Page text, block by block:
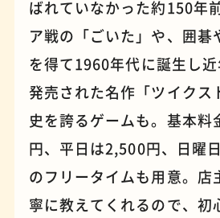
ばれていなかった約150年
ア戦の「ごいた」や、囲碁
を得て1960年代に誕生し
発売された名作「ツイクス
史を誇るゲームも。基本料
円、平日は2,500円、日曜
のフリータイムも用意。店
寧に教えてくれるので、初